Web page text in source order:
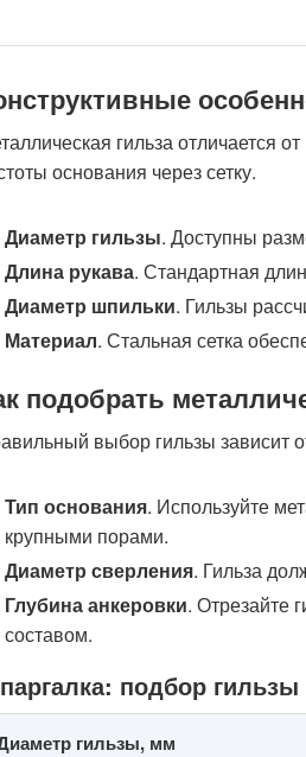
гильза отличается
основания через сетку.
Диаметр гильзы. Доступны
Длина рукава. Стандартная
Диаметр шпильки. Гильзы
Материал. Стальная сетка
подобрать
выбор гильзы зависит
Тип основания. Используйте
крупными порами.
Диаметр сверления. Гильза
Глубина анкеровки. Отрезайте
составом.
подбор
гильзы, мм